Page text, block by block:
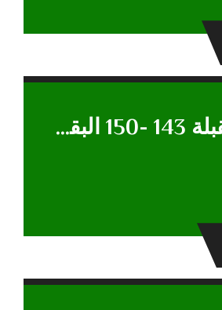
تحويل القبلة 143 -150 البقرة